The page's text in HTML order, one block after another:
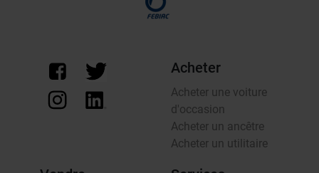
Acheter
Acheter une voiture
d'occasion
Acheter un ancêtre
Acheter un utilitaire